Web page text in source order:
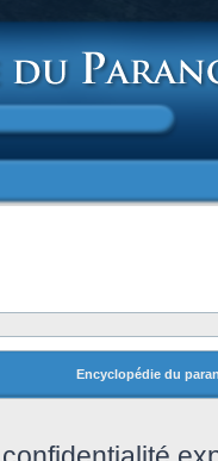
Encyclopédie du